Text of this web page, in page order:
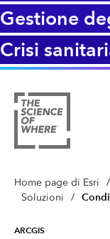
Gestione
Crisi
Home page di Esri /
Soluzioni
/
ARCGIS